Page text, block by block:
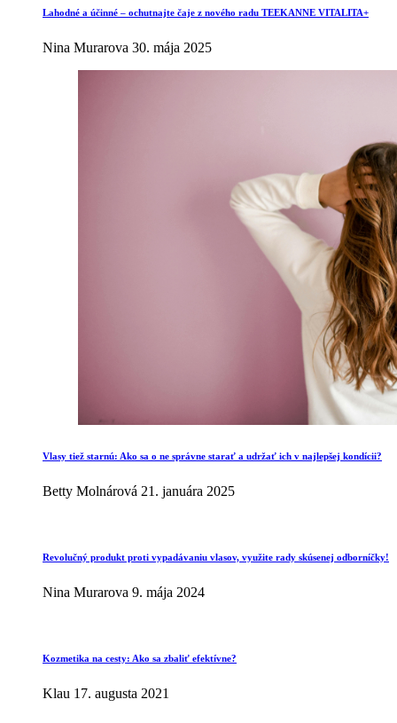
Lahodné a účinné – ochutnajte čaje z nového radu TEEKANNE VITALITA+
Nina Murarova 30. mája 2025
Vlasy tiež starnú: Ako sa o ne správne starať a udržať ich v najlepšej kondícii?
Betty Molnárová 21. januára 2025
Revolučný produkt proti vypadávaniu vlasov, využite rady skúsenej odborníčky!
Nina Murarova 9. mája 2024
Kozmetika na cesty: Ako sa zbaliť efektívne?
Klau 17. augusta 2021